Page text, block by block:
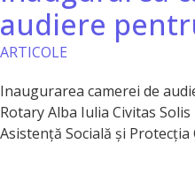
audiere
ARTICOLE
Inaugurarea camerei de
Rotary Alba Iulia Civitas
Asistență Socială și Protecția